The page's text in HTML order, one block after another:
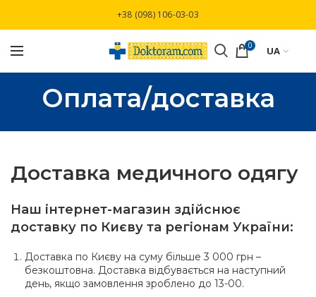
+38 (098) 106-03-03
0 UA
Оплата/доставка
Доставка медичного одягу
Наш інтернет-магазин здійснює
доставку по Києву та регіонам України:
Доставка по Києву на суму більше 3 000 грн –
безкоштовна. Доставка відбувається на наступний
день, якщо замовлення зроблено до 13-00.
Безкоштовна доставка при замовлені від